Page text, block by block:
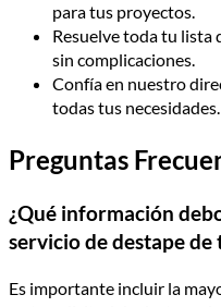
para tus proyectos.
Resuelve toda tu lista
sin complicaciones.
Confía en nuestro
todas tus
Preguntas
¿Qué información
servicio de destape de
Es importante incluir la